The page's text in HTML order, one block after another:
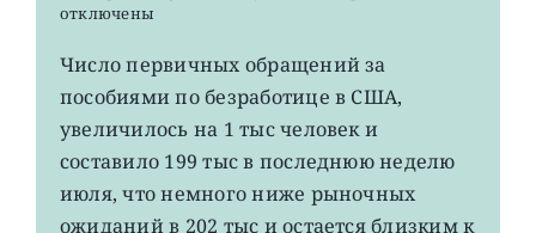
первичных
за
безработице
в
отключены
Число первичных обращений за
пособиями по безработице в США,
увеличилось на 1 тыс человек и
составило 199 тыс в последнюю неделю
июля, что немного ниже рыночных
ожиданий в 202 тыс и остается близким к